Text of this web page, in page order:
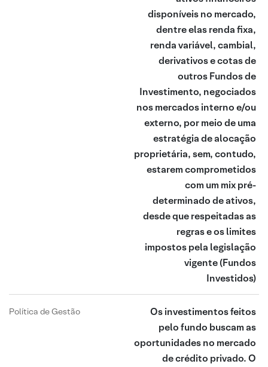
disponíveis no mercado,
dentre elas renda fixa,
renda variável, cambial,
derivativos e cotas de
outros Fundos de
Investimento, negociados
nos mercados interno e/ou
externo, por meio de uma
estratégia de alocação
proprietária, sem, contudo,
estarem comprometidos
com um mix pré-
determinado de ativos,
desde que respeitadas as
regras e os limites
impostos pela legislação
vigente(Fundos
Investidos)
Política de Gestão
Os investimentos feitos
pelo fundo buscam as
oportunidades no mercado
de crédito privado. O